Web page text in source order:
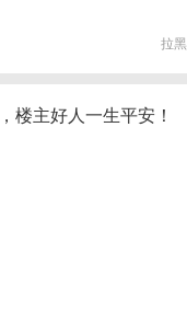
拉黑
楼主好人一生平安！